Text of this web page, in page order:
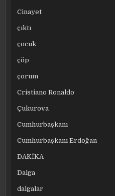
Cinayet
çıktı
çocuk
çöp
çorum
Cristiano Ronaldo
Çukurova
Cumhurbaşkanı
Cumhurbaşkanı Erdoğan
DAKİKA
Dalga
dalgalar